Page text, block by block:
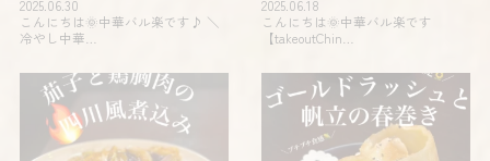
2025.06.30
こんにちは🌞中華バル楽です♪ ＼
冷やし中華…
2025.06.18
こんにちは🌞中華バル楽です
【takeoutChin…